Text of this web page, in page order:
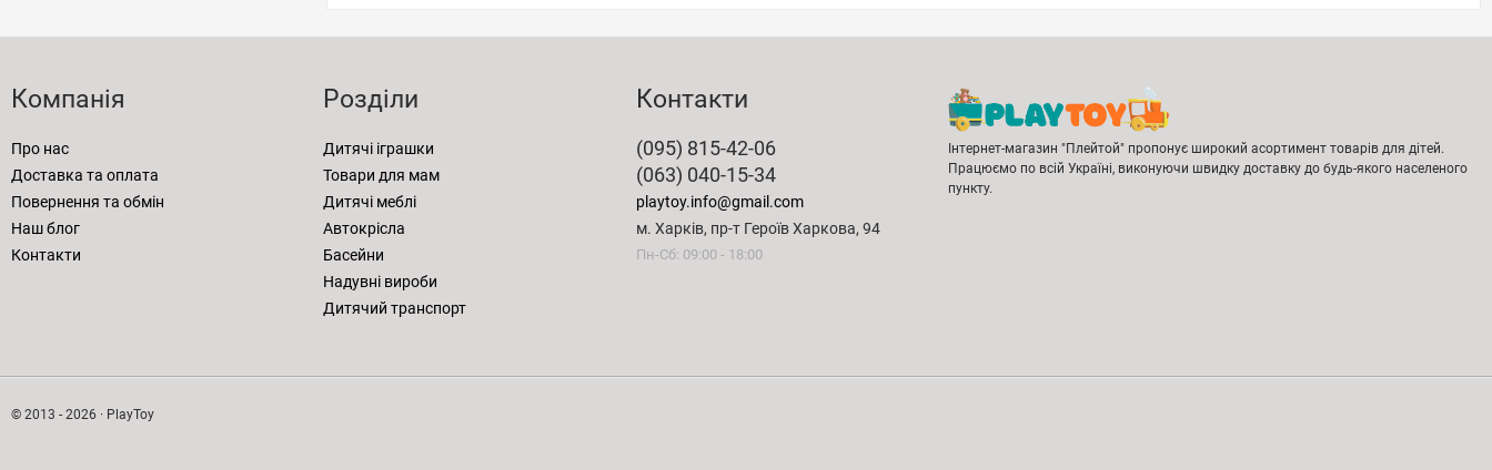
Компанія
Про нас
Доставка та оплата
Повернення та обмін
Наш блог
Контакти
Розділи
Дитячі іграшки
Товари для мам
Дитячі меблі
Автокрісла
Басейни
Надувні вироби
Дитячий транспорт
Контакти
(095) 815-42-06
(063) 040-15-34
playtoy.info@gmail.com
м. Харків, пр-т Героїв Харкова, 94
Пн-Сб: 09:00 - 18:00
Інтернет-магазин "Плейтой" пропонує широкий асортимент товарів для дітей.
Працюємо по всій Україні, виконуючи швидку доставку до будь-якого населеного
пункту.
© 2013 - 2026 · PlayToy